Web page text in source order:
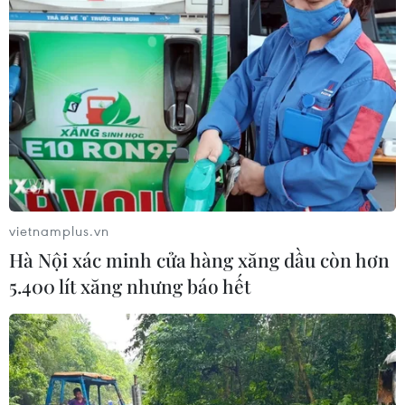
vietnamplus.vn
Hà Nội xác minh cửa hàng xăng dầu còn hơn
5.400 lít xăng nhưng báo hết